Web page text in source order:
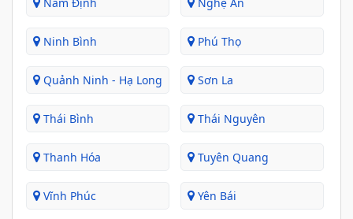
Ninh Bình Phú Thọ
Quảnh Ninh - Hạ Long Sơn La
Thái Bình Thái Nguyên
Thanh Hóa Tuyên Quang
Vĩnh Phúc Yên Bái